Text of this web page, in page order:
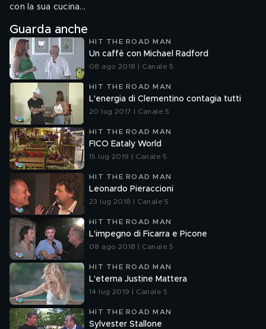
con la sua cucina...
Guarda anche
HIT THE ROAD MAN
Un caffè con Michael Radford
08 ago 2018 | Canale 5
HIT THE ROAD MAN
L'energia di Clementino contagia tutti
20 lug 2017 | Canale 5
HIT THE ROAD MAN
FICO Eataly World
15 lug 2019 | Canale 5
HIT THE ROAD MAN
Leonardo Pieraccioni
23 lug 2018 | Canale 5
HIT THE ROAD MAN
L'impegno di Ficarra e Picone
08 ago 2018 | Canale 5
HIT THE ROAD MAN
L'eterna Justine Mattera
14 lug 2019 | Canale 5
HIT THE ROAD MAN
Sylvester Stallone